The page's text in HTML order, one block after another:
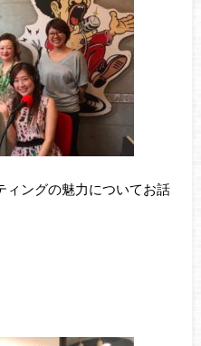
ィングの魅力についてお話